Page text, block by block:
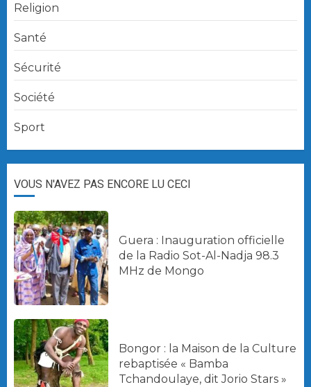
Religion
Santé
Sécurité
Société
Sport
VOUS N'AVEZ PAS ENCORE LU CECI
Guera : Inauguration officielle
de la Radio Sot-Al-Nadja 98.3
MHz de Mongo
Bongor : la Maison de la Culture
rebaptisée « Bamba
Tchandoulaye, dit Jorio Stars »